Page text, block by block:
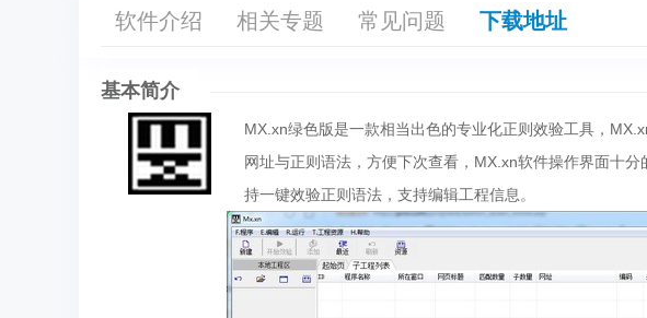
软件介绍 相关专题 常见问题 下载地址
基本简介
MX.xn绿色版是一款相当出色的专业化正则效验工具，
网址与正则语法，方便下次查看，MX.xn软件操作界面十
持一键效验正则语法，支持编辑工程信息。